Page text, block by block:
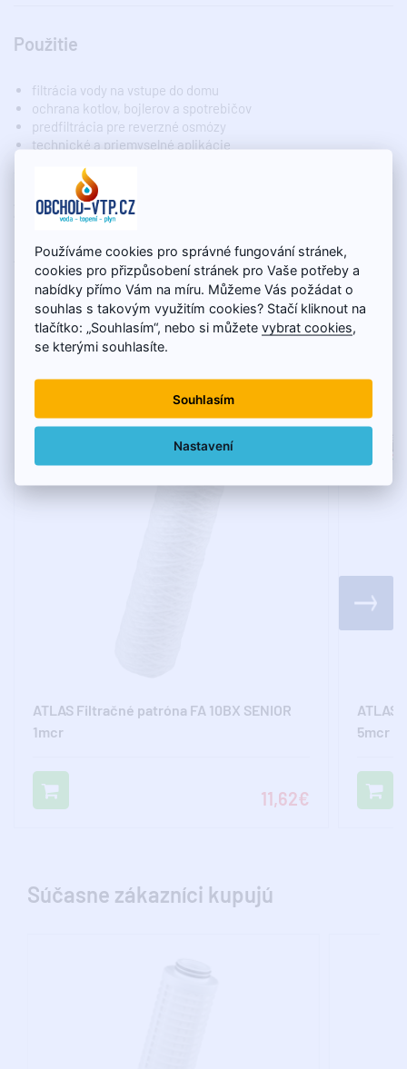
Použitie
filtrácia vody na vstupe do domu
ochrana kotlov, bojlerov a spotrebičov
predfiltrácia pre reverzné osmózy
technické a priemyselné aplikácie
Zhrnutie
ATLAS DUPLEX Senior 10" 3P 1" BXje ideálnou voľbou pre
každého, kto chce spoľahlivo chrániť vodné rozvody a zabezpečiť
kvalitnú filtráciu vody pomocou dvojstupňového systému.
ATLAS Filtračné patróna FA 10BX SENIOR
1mcr
11,62€
ATLAS
5mcr
Súčasne zákazníci kupujú
Používáme cookies pro správné fungování stránek,
cookies pro přizpůsobení stránek pro Vaše potřeby a
nabídky přímo Vám na míru. Můžeme Vás požádat o
souhlas s takovým využitím cookies? Stačí kliknout na
tlačítko: „Souhlasím“, nebo si můžetevybrat cookies,
se kterými souhlasíte.
Souhlasím
Nastavení